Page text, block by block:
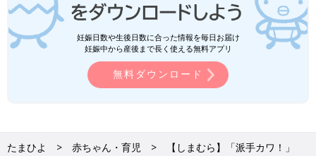
妊娠日数や生後日数に合った情報を毎日お届け
妊娠中から産後まで長く使える無料アプリ
無料ダウンロード
たまひよ 赤ちゃん・育児
【しまむら】「派手カワ！」